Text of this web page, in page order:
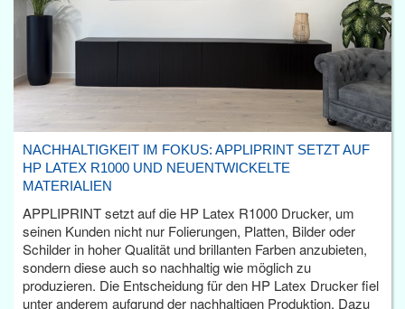
NACHHALTIGKEIT IM FOKUS: APPLIPRINT SETZT AUF
HP LATEX R1000 UND NEUENTWICKELTE
MATERIALIEN
APPLIPRINT setzt auf die HP Latex R1000 Drucker, um
seinen Kunden nicht nur Folierungen, Platten, Bilder oder
Schilder in hoher Qualität und brillanten Farben anzubieten,
sondern diese auch so nachhaltig wie möglich zu
produzieren. Die Entscheidung für den HP Latex Drucker fiel
unter anderem aufgrund der nachhaltigen Produktion. Dazu